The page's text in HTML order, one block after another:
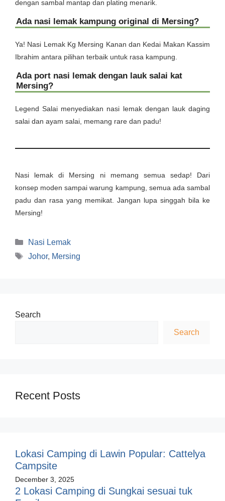
dengan sambal mantap dan plating menarik.
Ada nasi lemak kampung original di Mersing?
Ya! Nasi Lemak Kg Mersing Kanan dan Kedai Makan Kassim
Ibrahim antara pilihan terbaik untuk rasa kampung.
Ada port nasi lemak dengan lauk salai kat
Mersing?
Legend Salai menyediakan nasi lemak dengan lauk daging
salai dan ayam salai, memang rare dan padu!
Nasi lemak di Mersing ni memang semua sedap! Dari
konsep moden sampai warung kampung, semua ada sambal
padu dan rasa yang memikat. Jangan lupa singgah bila ke
Mersing!
Categories
Nasi Lemak
Tags
Johor, Mersing
Search
Search
Recent Posts
Lokasi Camping di Lawin Popular: Cattelya
Campsite
December 3, 2025
2 Lokasi Camping di Sungkai sesuai tuk